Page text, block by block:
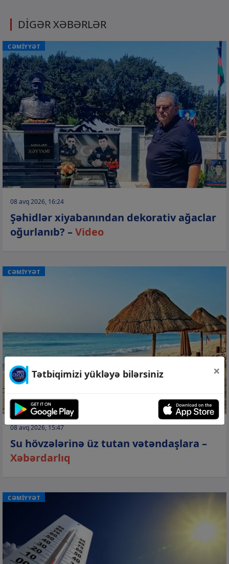
DİGƏR XƏBƏRLƏR
CƏMİYYƏT
08 avq 2026, 16:24
Şəhidlər xiyabanından dekorativ ağaclar
oğurlanıb? –Video
CƏMİYYƏT
08 avq 2026, 15:47
Su hövzələrinə üz tutan vətəndaşlara –
Xəbərdarlıq
CƏMİYYƏT
Tətbiqimizi yükləyə bilərsiniz ×